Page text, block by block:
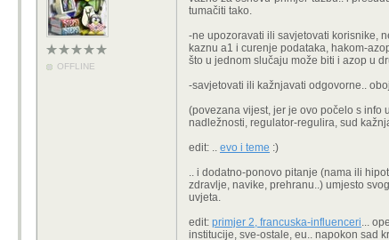
OFFLINE
tumačiti tako.
-ne upozoravati ili savjetovati korisnike,
kaznu a1 i curenje podataka, hakom-
što u jednom slučaju može biti i azop u
-savjetovati ili kažnjavati odgovorne..
(povezana vijest, jer je ovo počelo s info
nadležnosti, regulator-regulira, sud
edit: .. evo i teme :)
.. i dodatno-ponovo pitanje (nama ili
zdravlje, navike, prehranu..) umjesto
uvjeta.
edit: primjer 2, francuska-influenceri...
institucije, sve-ostale, eu.. napokon sad